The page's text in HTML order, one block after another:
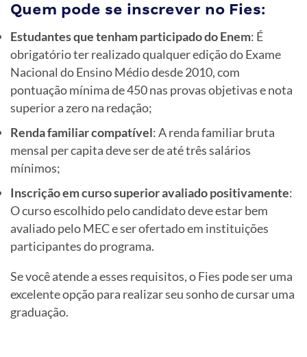
Quem pode se inscrever no Fies:
Estudantes que tenham participado do Enem: É
obrigatório ter realizado qualquer edição do Exame
Nacional do Ensino Médio desde 2010, com
pontuação mínima de 450 nas provas objetivas e nota
superior a zero na redação;
Renda familiar compatível: A renda familiar bruta
mensal per capita deve ser de até três salários
mínimos;
Inscrição em curso superior avaliado positivamente:
O curso escolhido pelo candidato deve estar bem
avaliado pelo MEC e ser ofertado em instituições
participantes do programa.
Se você atende a esses requisitos, o Fies pode ser uma
excelente opção para realizar seu sonho de cursar uma
graduação.